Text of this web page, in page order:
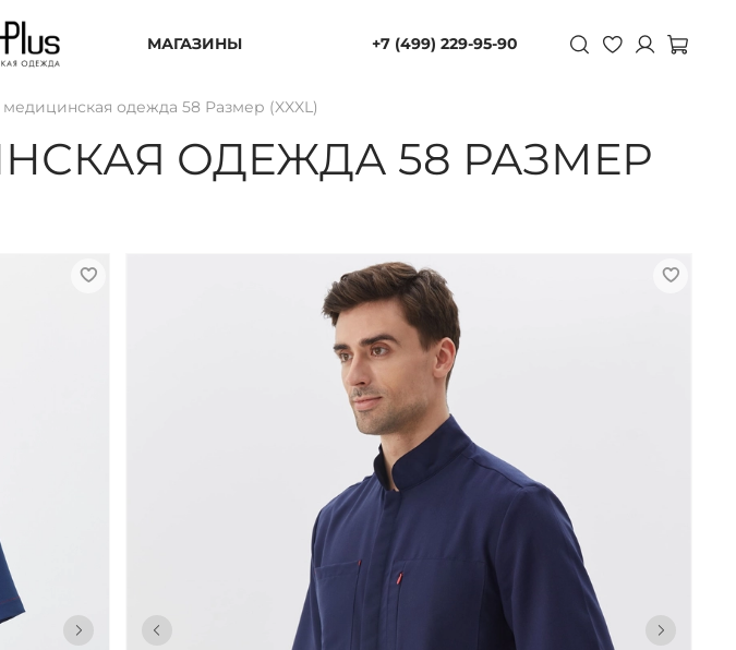
МАГАЗИНЫ +7 (499) 229-95-90
одежда 58 Размер (XXXL)
ОДЕЖДА 58 РАЗМЕР